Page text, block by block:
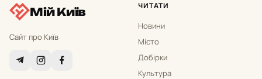
Мій Київ
Сайт про Київ
ЧИТАТИ
Новини
Місто
Добірки
Культура